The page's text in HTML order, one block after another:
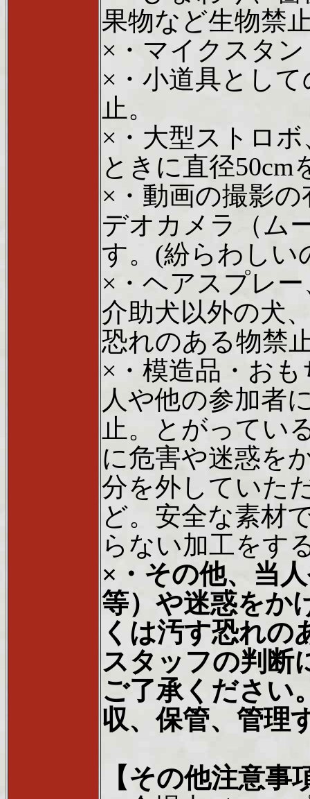
果物など生物禁
×・マイクスタ
×・小道具とし
止。
×・大型ストロ
ときに直径
×・動画の撮影
デオカメラ（ム
す。(紛らわしい
×・ヘアスプレ
介助犬以外の犬
恐れのある物禁
×・模造品・お
人や他の参加者
止。とがってい
に危害や迷惑を
分を外していた
ど。安全な素材
らない加工をす
×・その他、当
等）や迷惑をか
くは汚す恐れの
スタッフの判断
ご了承ください
収、保管、管理
【その他注意事